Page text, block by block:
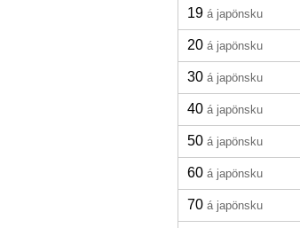
19 á japönsku
20 á japönsku
30 á japönsku
40 á japönsku
50 á japönsku
60 á japönsku
70 á japönsku